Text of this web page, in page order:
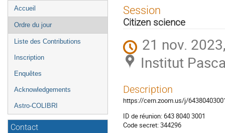
Menu
de
l'événement
Accueil
Ordre du jour
Liste des Contributions
Inscription
Enquêtes
Acknowledgements
Astro-COLIBRI
Contact
Session
Citizen science
21 nov.
Institut
Description
https://cern.zoom.us/j/
ID de réunion: 643 8040 3001
Code secret: 344296